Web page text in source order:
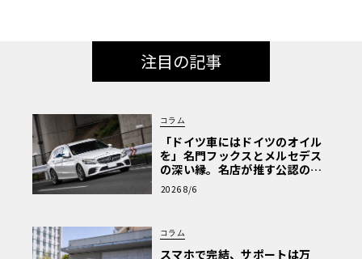
注目の記事
コラム
「ドイツ車にはドイツのオイル
を」名門フックスとメルセデス
の深い縁。名店が推す公認の安
心と、Cクラスで味わうシルキー
な走り〈PR〉
2026 8/6
コラム
スマホで完結、サポートは万